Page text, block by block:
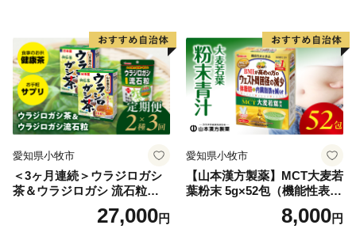
愛知県小牧市
＜3ヶ月連続＞ウラジロガシ
茶＆ウラジロガシ 流石粒
山本漢方 定期便27,000円
愛知県小牧市
【山本漢方製薬】MCT大麦若
葉粉末 5g×52包（機能性表示
8,000円